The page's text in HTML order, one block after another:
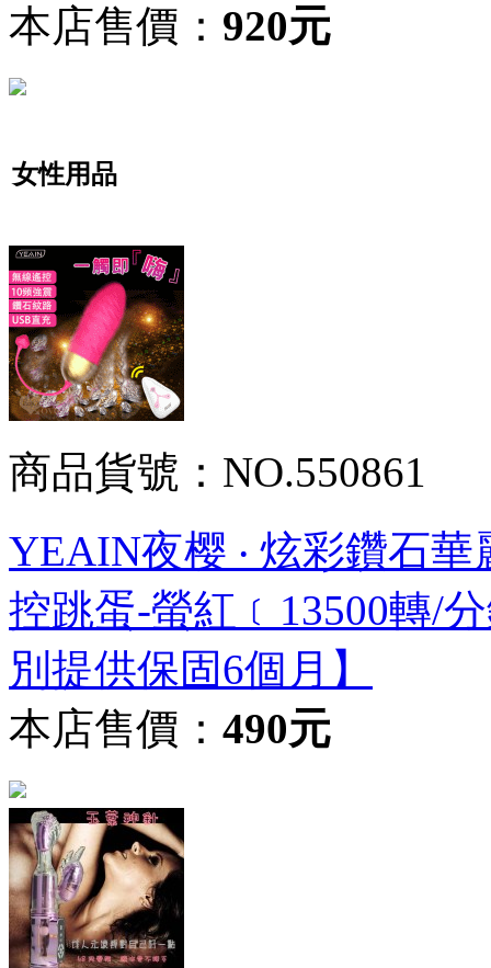
本店售價： 920元
女性用品
商品貨號：NO.550861
YEAIN夜樱 ‧ 炫彩鑽石
控跳蛋-螢紅﹝13500轉/
別提供保固6個月】
本店售價： 490元